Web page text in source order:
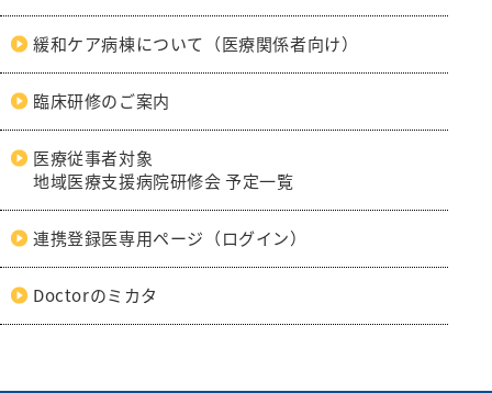
緩和ケア病棟について（医療関係者向け）
臨床研修のご案内
医療従事者対象
地域医療支援病院研修会 予定一覧
連携登録医専用ページ（ログイン）
Doctorのミカタ